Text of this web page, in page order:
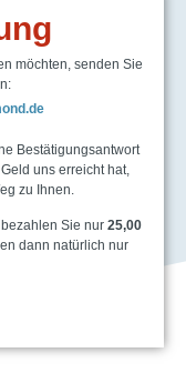
möchten, senden Sie
Bestätigungsantwort
uns erreicht hat,
zu Ihnen.
Sie nur 25,00
dann natürlich nur